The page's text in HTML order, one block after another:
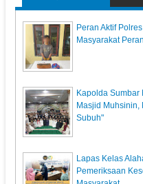
Peran Aktif
Masyarakat
Kapolda Sumbar
Masjid Muhsinin,
Subuh"
Lapas Kelas
Pemeriksaan